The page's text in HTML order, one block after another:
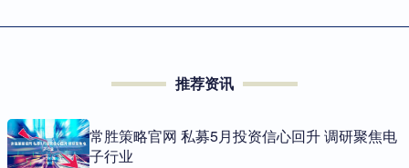
推荐资讯
常胜策略官网 私募5月投资信心回升 调研聚焦电
子行业